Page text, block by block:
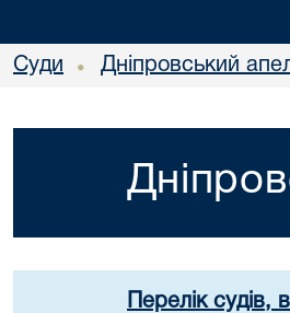
Суди • Дніпровський
Перелік судів,